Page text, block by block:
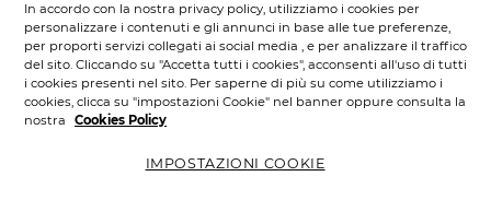
SCOPRI I NOSTRI PRODOTTI
In accordo con la nostra privacy policy, utilizziamo i cookies per
personalizzare i contenuti e gli annunci in base alle tue preferenze,
per proporti servizi collegati ai social media , e per analizzare il traffico
del sito. Cliccando su "Accetta tutti i cookies", acconsenti all'uso di tutti
i cookies presenti nel sito. Per saperne di più su come utilizziamo i
cookies, clicca su "impostazioni Cookie" nel banner oppure consulta la
nostra
Cookies Policy
IMPOSTAZIONI COOKIE